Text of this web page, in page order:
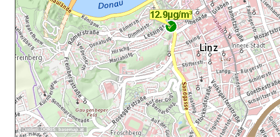
Quellen:DORIS, basemap.at